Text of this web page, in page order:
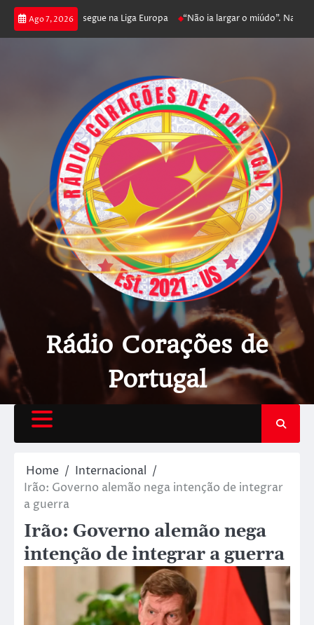
Ago 7, 2026
poker e prossegue na Liga Europa “Não ia largar o miúdo”.
Rádio Corações de
Portugal
Home
Internacional
Irão: Governo alemão nega intenção de integrar
a guerra
Irão: Governo alemão nega
intenção de integrar a guerra